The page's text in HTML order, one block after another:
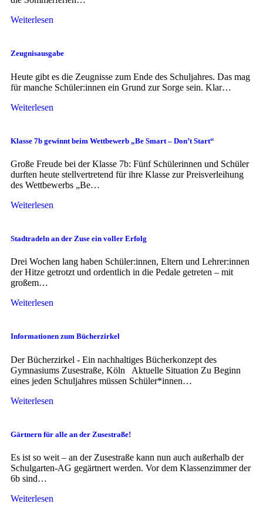
Weiterlesen
Zeugnisausgabe
Heute gibt es die Zeugnisse zum Ende des Schuljahres. Das mag
für manche Schüler:innen ein Grund zur Sorge sein. Klar…
Weiterlesen
Klasse 7b gewinnt beim Wettbewerb „Be Smart – Don’t Start“
Große Freude bei der Klasse 7b: Fünf Schülerinnen und Schüler
durften heute stellvertretend für ihre Klasse zur Preisverleihung
des Wettbewerbs „Be…
Weiterlesen
Stadtradeln an der Zuse ein voller Erfolg
Drei Wochen lang haben Schüler:innen, Eltern und Lehrer:innen
der Hitze getrotzt und ordentlich in die Pedale getreten – mit
großem…
Weiterlesen
Informationen zum Bücherzirkel
Der Bücherzirkel - Ein nachhaltiges Bücherkonzept des
Gymnasiums Zusestraße, Köln Aktuelle Situation Zu Beginn
eines jeden Schuljahres müssen Schüler*innen…
Weiterlesen
Gärtnern für alle an der Zusestraße!
Es ist so weit – an der Zusestraße kann nun auch außerhalb der
Schulgarten-AG gegärtnert werden. Vor dem Klassenzimmer der
6b sind…
Weiterlesen